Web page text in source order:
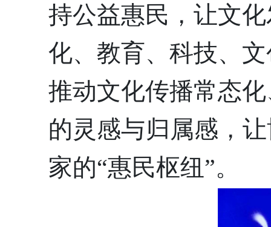
持公益惠民，让文
化、教育、科技、
推动文化传播常态
的灵感与归属感，
家的“惠民枢纽”。